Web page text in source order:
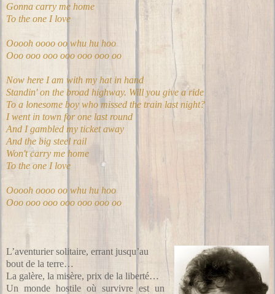
Gonna carry me home
To the one I love
Ooooh oooo oo whu hu hoo
Ooo ooo ooo ooo ooo ooo oo
Now here I am with my hat in hand
Standin' on the broad highway. Will you give a ride
To a lonesome boy who missed the train last night?
I went in town for one last round
And I gambled my ticket away
And the big steel rail
Won't carry me home
To the one I love
Ooooh oooo oo whu hu hoo
Ooo ooo ooo ooo ooo ooo oo
L’aventurier solitaire, errant jusqu’au
bout de la terre…
La galère, la misère, prix de la liberté…
Un monde hostile où survivre est un